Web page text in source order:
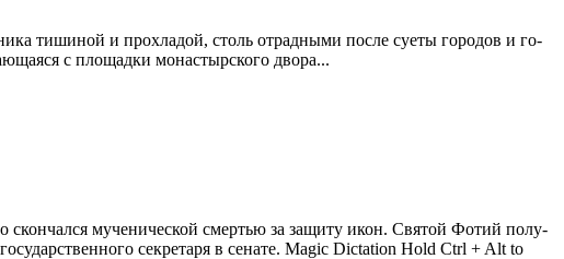
ти­ши­ной и про­хла­дой, столь от­рад­ны­ми по­сле су­е­ты го­ро­дов и го­
с пло­щад­ки мо­на­стыр­ско­го дво­ра...
му­че­ни­че­ской смер­тью за за­щи­ту икон. Свя­той Фо­тий по­лу­
сек­ре­та­ря в се­на­те. Magic Dictation Hold Ctrl + Alt to